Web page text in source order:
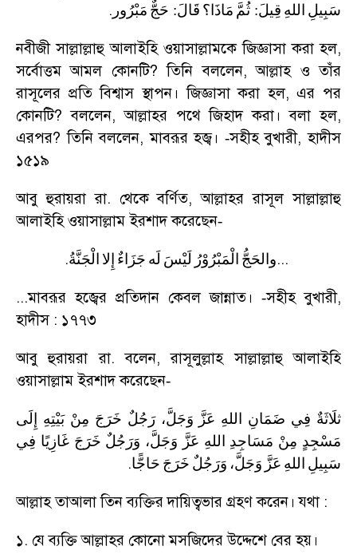
سَبِيلِ اللهِ قِيلَ: ثُمَّ مَاذَا؟ قَالَ: حَجٌّ مَبْرُور .
নবীজী সাল্লাল্লাহু আলাইহি ওয়াসাল্লামকে জিজ্ঞাসা করা হল,
সর্বোত্তম আমল কোনটি?তিনি বললেন,আল্লাহ ও তাঁর
রাসূলের প্রতি বিশ্বাস স্থাপন। জিজ্ঞাসা করা হল,এর পর
কোনটি?বললেন,আল্লাহর পথে জিহাদ করা। বলা হল,
এরপর?তিনি বললেন,মাবরূর হজ্ব। -সহীহ বুখারী,হাদীস
১৫১৯
আবু হুরায়রা রা. থেকে বর্ণিত,আল্লাহর রাসূল সাল্লাল্লাহু
আলাইহি ওয়াসাল্লাম ইরশাদ করেছেন-
...والحَجُّ الْمَبْرُوْرُ لَيْسَ لَه جَزَاءٌ إِلا الْجَنَّةُ.
...মাবরূর হজ্বের প্রতিদান কেবল জান্নাত। -সহীহ বুখারী,
হাদীস : ১৭৭৩
আবু হুরায়রা রা. বলেন,রাসূলুল্লাহ সাল্লাল্লাহু আলাইহি
ওয়াসাল্লাম ইরশাদ করেছেন-
ثلَاثَةٌ فِي ضَمَانِ اللهِ عَزَّ وَجَلَّ، رَجُلٌ خَرَجَ مِنْ بَيْتِهِ
إِلَى
مَسْجِدٍ مِنْ مَسَاجِدِ اللهِ عَزَّ وَجَلَّ، وَرَجُلٌ خَرَجَ غَازِيًا فِي
سَبِيلِ اللهِ عَزَّ وَجَلَّ، وَرَجُلٌ خَرَجَ حَاجًّا.
আল্লাহ তাআলা তিন ব্যক্তির দায়িত্বভার গ্রহণ করেন। যথা :
১. যে ব্যক্তি আল্লাহর কোনো মসজিদের উদ্দেশে বের হয়।